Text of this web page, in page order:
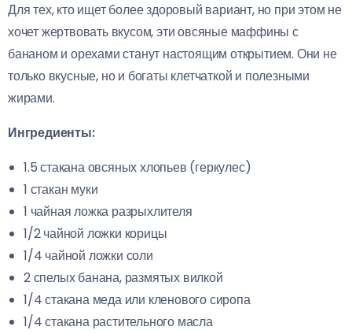
Для тех, кто ищет более здоровый вариант, но при этом не
хочет жертвовать вкусом, эти овсяные маффины с
бананом и орехами станут настоящим открытием. Они не
только вкусные, но и богаты клетчаткой и полезными
жирами.
Ингредиенты:
1.5 стакана овсяных хлопьев (геркулес)
1 стакан муки
1 чайная ложка разрыхлителя
1/2 чайной ложки корицы
1/4 чайной ложки соли
2 спелых банана, размятых вилкой
1/4 стакана меда или кленового сиропа
1/4 стакана растительного масла